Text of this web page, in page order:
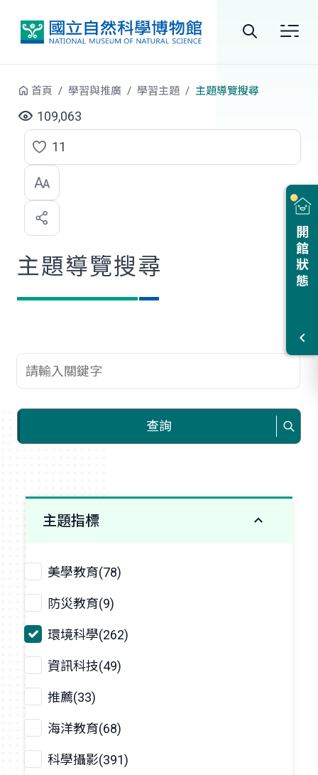
站
尋
開館狀態
首頁 學習與推廣 學習主題 主題導覽搜尋
109,063
點
選
喜
歡
11
主題導覽搜尋
查詢關鍵字
查詢
主題指標
美學教育(78)
防災教育(9)
環境科學(262)
資訊科技(49)
推薦(33)
海洋教育(68)
科學攝影(391)